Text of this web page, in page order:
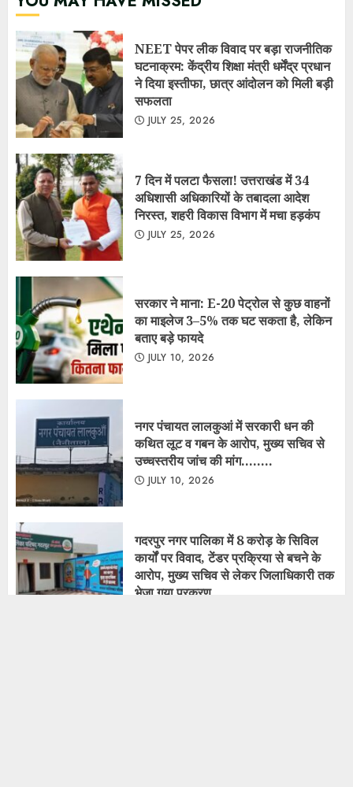
JULY 25, 2026
सरकार ने माना: E-20 पेट्रोल से कुछ वाहनों
का माइलेज 3–5% तक घट सकता है, लेकिन
बताए बड़े फायदे
नगर पंचायत लालकुआं में सरकारी धन की
कथित लूट व गबन के आरोप, मुख्य सचिव से
उच्चस्तरीय जांच की मांग……..
गदरपुर नगर पालिका में 8 करोड़ के सिविल
कार्यों पर विवाद, टेंडर प्रक्रिया से बचने के
आरोप, मुख्य सचिव से लेकर जिलाधिकारी तक
भेजा गया प्रकरण…….
नगर पंचायत गूलरभोज में घोटोलेबाजों का नंगा
नाच
Copyright © All rights reserved.|ChromeNewsby AF themes.